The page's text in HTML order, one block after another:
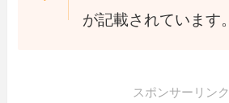
が記載されています。
スポンサーリンク